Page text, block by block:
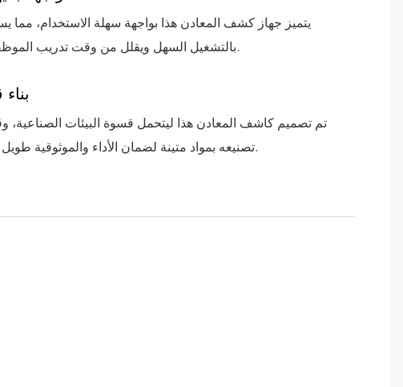
يتميز جهاز كشف المعادن هذا بواجهة سهلة الاستخدام، مما
بالتشغيل السهل ويقلل من وقت تدريب الموظفين.
تم تصميم كاشف المعادن هذا ليتحمل قسوة البيئات الصناعية،
تصنيعه بمواد متينة لضمان الأداء والموثوقية طويل الأمد.